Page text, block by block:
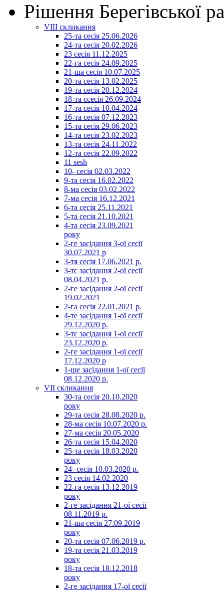
Рішення Берегівської
VIII скликання
25-та сесія 25.06.2026
24-та сесія 20.02.2026
23 сесія 11.12.2025
22-га сесія 24.09.2025
21-ша сесія 10.07.2025
20-та сесія 13.02.2025
19-та сесія 20.12.2024
18-та ссесія 26.09.2024
17-та сесія 10.04.2024
16-та сесія 07.12.2023
15-та сесія 29.06.2023
14-та сесія 23.02.2023
13-та сесія 24.11.2022
12-та сесія 22.09.2022
11 sesh
10- сесія 02.03.2022
9-та сесія 16.02.2022
8-ма сесія 03.02.2022
7-ма сесія 16.12.2021
6-та сесія 25.11.2021
5-та сесія 21.10.2021
4-та сесія 23.09.2021
року
2-ге засідання 3-ої сесії
30.07.2021 р
3-тя сесія 17.06.2021 р.
3-тє засідання 2-ої сесії
08.04.2021 р.
2-ге засідання 2-ої сесії
19.02.2021
2-га сесія 22.01.2021 р.
4-те засідання 1-ої сесії
29.12.2020 р.
3-тє засідання 1-ої сесії
23.12.2020 р.
2-ге засідання 1-ої сесії
17.12.2020 р
1-ше засідання 1-ої сесії
08.12.2020 р.
VII скликання
30-та сесія 20.10.2020
року
29-та сесія 28.08.2020 р.
28-ма сесія 10.07.2020 р.
27-ма сесія 20.05.2020
26-та сесія 15.04.2020
25-та сесія 18.03.2020
року
24- сесія 10.03.2020 р.
23 сесія 14.02.2020
22-га сесія 13.12.2019
року
2-ге засідання 21-ої сесії
08.11.2019 р.
21-ша сесія 27.09.2019
року
20-та сесія 07.06.2019 р.
19-та сесія 21.03.2019
року
18-та сесія 18.12.2018
року
2-ге засідання 17-ої сесії